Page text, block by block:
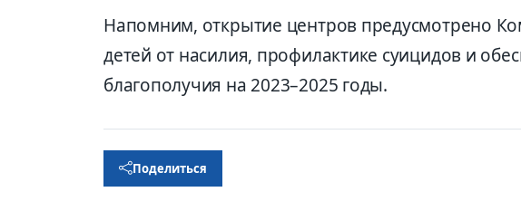
Напомним, открытие центров предусмотрено
детей от насилия, профилактике суицидов и
благополучия на 2023–2025 годы.
Поделиться